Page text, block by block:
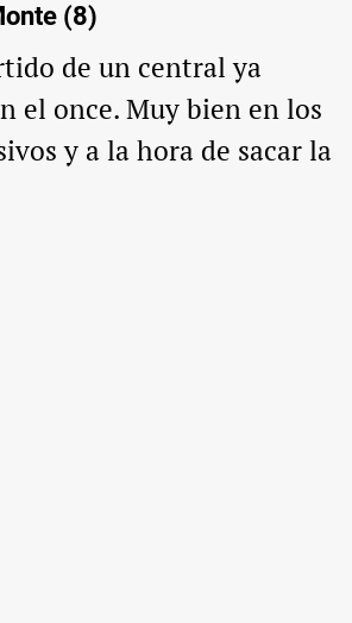
(8)
de un central ya
el once. Muy bien en los
y a la hora de sacar la